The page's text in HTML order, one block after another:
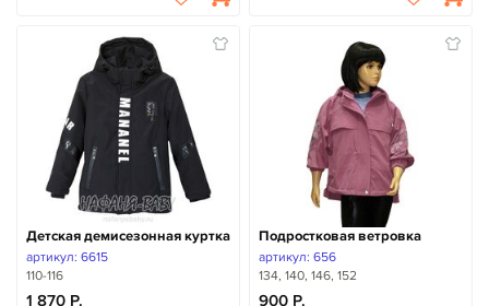
Детская демисезонная куртка
артикул: 6615
110-116
1 870
Подростковая ветровка
артикул: 656
134, 140, 146, 152
900